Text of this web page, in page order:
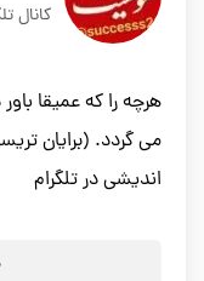
کانال
هرچه را که عمیقا
می گردد. (برایان
اندیشی در تلگرام